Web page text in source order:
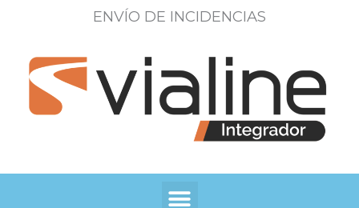
ENVÍO DE INCIDENCIAS
Menú